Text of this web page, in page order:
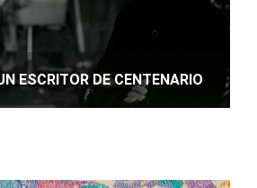
ESCRITOR DE CENTENARIO